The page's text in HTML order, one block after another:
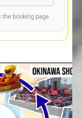
the booking page